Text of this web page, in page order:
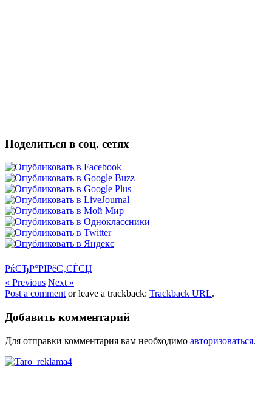
Поделиться в соц. сетях
РќСЂР°РІРёС‚СЃСЏ
« Previous Next »
Post a comment or leave a trackback: Trackback URL.
Добавить комментарий
Для отправки комментария вам необходимо авторизоваться.